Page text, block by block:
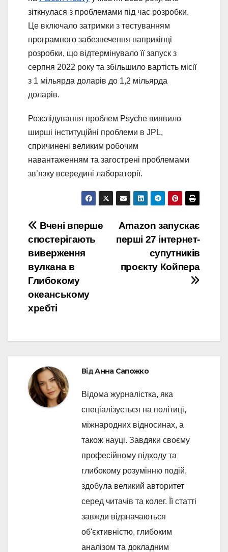
зіткнулася з проблемами під час розробки.
Це включало затримки з тестуванням
програмного забезпечення наприкінці
розробки, що відтермінувало її запуск з
серпня 2022 року та збільшило вартість місії
з 1 мільярда доларів до 1,2 мільярда
доларів.
Розслідування проблем Psyche виявило
ширші інституційні проблеми в JPL,
спричинені великим робочим
навантаженням та загострені проблемами
зв’язку всередині лабораторії.
Навігація
записів
Amazon запускає
перші 27 інтернет-
супутників
проєкту Койпера
Вчені вперше
спостерігають
виверження
вулкана в
Глибокому
океанському
хребті
ВідАнна Сапожко
Відома журналістка, яка
спеціалізується на політиці,
міжнародних відносинах, а
також науці. Завдяки своєму
професійному підходу та
глибокому розумінню подій,
здобула великий авторитет
серед читачів та колег. Її статті
завжди відзначаються
об'єктивністю, глибоким
аналізом та докладним